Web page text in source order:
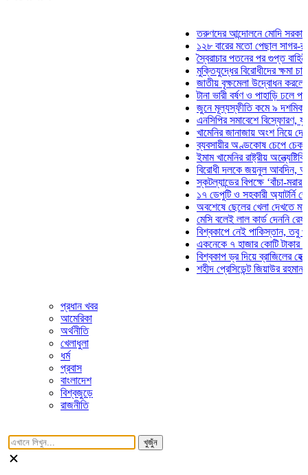
তরুণদের আন্দোলনে মোদি সরকার দুর্বল
১২৮ বারের মতো পেছাল সাগর-রুনি
স্বৈরাচার পতনের পর গুপ্ত বাহিনীর
মুক্তিযুদ্ধের বিরোধীদের ক্ষমা চাইতে
জাতীয় বৃক্ষমেলা উদ্বোধন করলেন
টানা ভারী বর্ষণ ও পাহাড়ি ঢলে
জুনে মূল্যস্ফীতি কমে ৯ দশমিক ১৬
এনসিপির সমাবেশে বিস্ফোরণ,
খামেনির জানাজায় অংশ নিয়ে দেশে
ব্যবসায়ীর অণ্ডকোষ চেপে চেক-
ইমাম খামেনির রাষ্ট্রীয়
বিরোধী দলকে জয়নুল আবদিন,
স্কটল্যান্ডের বিপক্ষে ‘বাঁচা-মরার
১৭ ডেপুটি ও সহকারী অ্যাটর্নি
অবশেষে ছেলের খেলা দেখতে মাঠে
মেসি বলেই লাল কার্ড দেননি রেফারি!
বিশ্বকাপে নেই পাকিস্তান, তবু
একনেকে ৭ হাজার কোটি টাকার ৫
বিশ্বকাপ ড্র দিয়ে ব্রাজিলের হেক্সা
শহীদ প্রেসিডেন্ট জিয়াউর রহমান
প্রধান খবর
আমেরিকা
অর্থনীতি
খেলাধুলা
ধর্ম
প্রবাস
বাংলাদেশ
বিশ্বজুড়ে
রাজনীতি
খুজুঁন